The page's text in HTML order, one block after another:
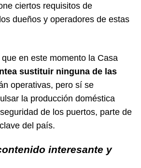
ciertos requisitos de
dueños y operadores de estas
en este momento la Casa
sustituir ninguna de las
operativas, pero sí se
la producción doméstica
de los puertos, parte de
del país.
interesante y